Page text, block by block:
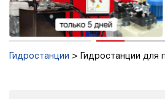
Гидростанции Гидростанции для